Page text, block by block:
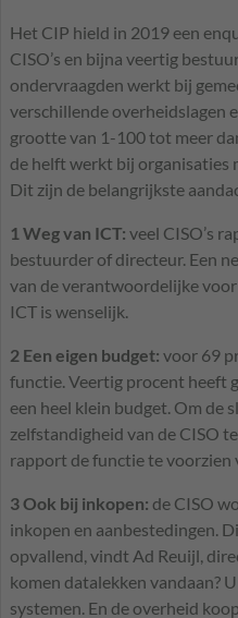
Het CIP hield in 2019 een
CISO’s en bijna veertig
ondervraagden werkt bij
verschillende overheidslagen
grootte van 1-100 tot meer
de helft werkt bij organisaties
Dit zijn de belangrijkste
1 Weg van ICT: veel CISO’s
bestuurder of directeur. Een
van de verantwoordelijke
ICT is wenselijk.
2 Een eigen budget: voor 69
functie. Veertig procent heeft
een heel klein budget. Om de
zelfstandigheid van de CISO
rapport de functie te voorzien
3 Ook bij inkopen: de CISO
inkopen en aanbestedingen.
opvallend, vindt Ad Reuijl,
komen datalekken vandaan?
systemen. En de overheid